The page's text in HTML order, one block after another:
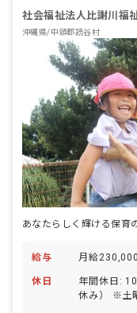
社会福祉法人比謝川福
沖縄県/中頭郡読谷村
給与 月給
休日
年間休日: 105日 ■シフト制（
休み） ※土